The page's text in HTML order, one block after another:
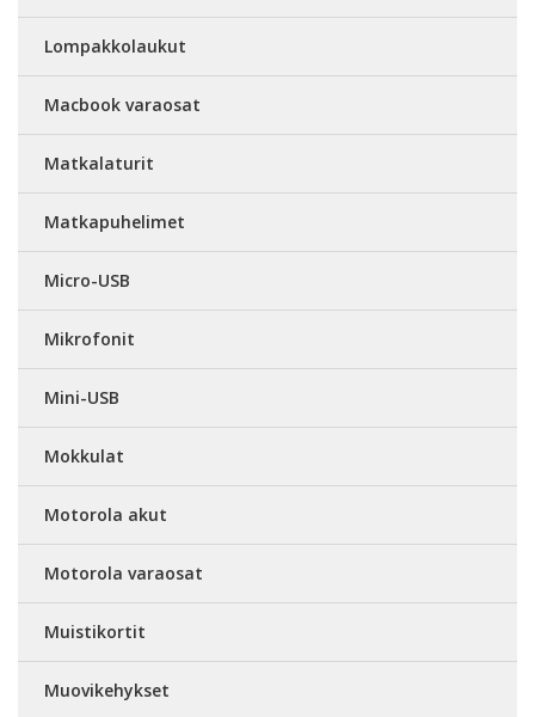
Lompakkolaukut
Macbook varaosat
Matkalaturit
Matkapuhelimet
Micro-USB
Mikrofonit
Mini-USB
Mokkulat
Motorola akut
Motorola varaosat
Muistikortit
Muovikehykset